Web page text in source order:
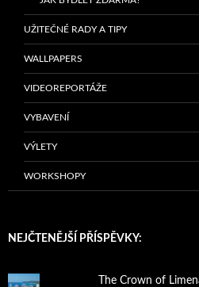
UŽITEČNÉ RADY A TIPY
WALLPAPERS
VIDEOREPORTÁŽE
VYBAVENÍ
VÝLETY
WORKSHOPY
NEJČTENĚJŠÍ PŘÍSPĚVKY:
The Crown of